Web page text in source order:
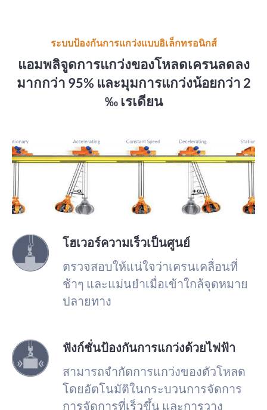
ระบบป้องกันการแกว่งแบบอิเล็กทรอนิกส์
แอมพลิจูดการแกว่งของโหลดเครนลดลง
มากกว่า 95% และมุมการแกว่งน้อยกว่า 2
‰ เรเดียน
โฮเวอร์ความเร็วเป็นศูนย์
ตรวจสอบให้แน่ใจว่าเครนเคลื่อนที่
ช้าๆ และแม่นยำเมื่อเข้าใกล้จุดหมาย
ปลายทาง
ฟังก์ชั่นป้องกันการแกว่งด้วยไฟฟ้า
สามารถจำกัดการแกว่งของตัวโหลด
โดยอัตโนมัติในกระบวนการจัดการ
การจัดการที่เร็วขึ้น และการวาง